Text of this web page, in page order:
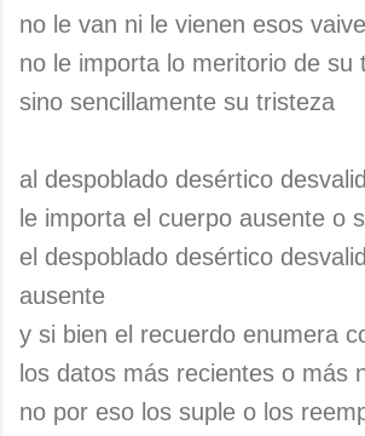
no le van ni le vienen esos
no le importa lo meritorio de su
sino sencillamente su tristeza
al despoblado desértico
le importa el cuerpo ausente o
el despoblado desértico
ausente
y si bien el recuerdo enumera
los datos más recientes o más
no por eso los suple o los